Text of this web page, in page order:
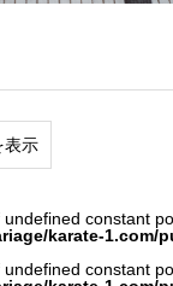
表示
undefined constant
karate-
undefined constant